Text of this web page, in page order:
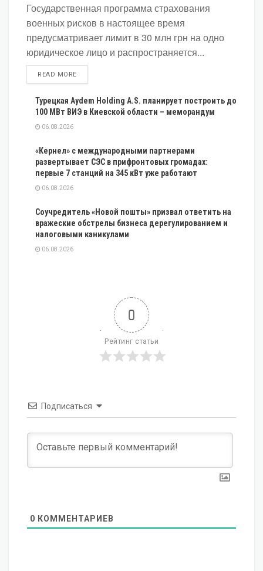
Государственная программа страхования
военных рисков в настоящее время
предусматривает лимит в 30 млн грн на одно
юридическое лицо и распространяется...
READ MOREDETAILS
Турецкая Aydem Holding A.S. планирует построить до
100 МВт ВИЭ в Киевской области – меморандум
06.08.2026
«Кернел» с международными партнерами
развертывает СЭС в прифронтовых громадах:
первые 7 станций на 345 кВт уже работают
06.08.2026
Соучредитель «Новой пошты» призвал ответить на
вражеские обстрелы бизнеса дерегулированием и
налоговыми каникулами
06.08.2026
0
Рейтинг статьи
Подписаться
0 КОММЕНТАРИЕВ